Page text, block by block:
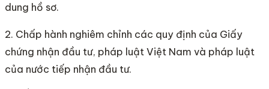
dung hồ sơ.
2. Chấp hành nghiêm chỉnh các quy định của Giấy
chứng nhận đầu tư, pháp luật Việt Nam và pháp luật
của nước tiếp nhận đầu tư.